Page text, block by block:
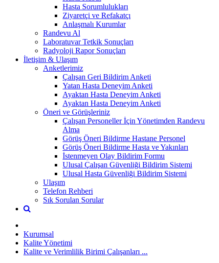
Hasta Sorumlulukları
Ziyaretçi ve Refakatçı
Anlaşmalı Kurumlar
Randevu Al
Laboratuvar Tetkik Sonuçları
Radyoloji Rapor Sonuçları
İletişim & Ulaşım
Anketlerimiz
Çalışan Geri Bildirim Anketi
Yatan Hasta Deneyim Anketi
Ayaktan Hasta Deneyim Anketi
Ayaktan Hasta Deneyim Anketi
Öneri ve Görüşleriniz
Çalışan Personeller İçin Yönetimden Randevu
Alma
Görüş Öneri Bildirme Hastane Personel
Görüş Öneri Bildirme Hasta ve Yakınları
İstenmeyen Olay Bildirim Formu
Ulusal Çalışan Güvenliği Bildirim Sistemi
Ulusal Hasta Güvenliği Bildirim Sistemi
Ulaşım
Telefon Rehberi
Sık Sorulan Sorular
Kurumsal
Kalite Yönetimi
Kalite ve Verimlilik Birimi Çalışanları ...